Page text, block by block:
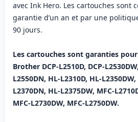
avec Ink Hero. Les cartouches sont
garantie d’un an et par une
90 jours.
Les cartouches sont garanties
Brother DCP-L2510D, DCP-
L2550DN, HL-L2310D, HL-
L2370DN, HL-L2375DW, MFC-
MFC-L2730DW, MFC-L2750DW.